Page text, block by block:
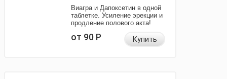
Виагра и Дапоксетин в одной
таблетке. Усиление эрекции и
продление полового акта!
от 90Р Купить